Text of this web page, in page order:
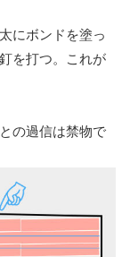
にボンドを塗っ
を打つ。これが
の過信は禁物で